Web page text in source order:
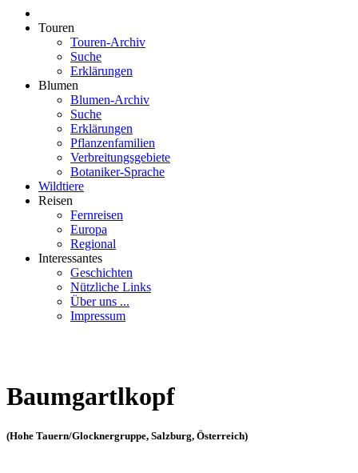
Touren
Touren-Archiv
Suche
Erklärungen
Blumen
Blumen-Archiv
Suche
Erklärungen
Pflanzenfamilien
Verbreitungsgebiete
Botaniker-Sprache
Wildtiere
Reisen
Fernreisen
Europa
Regional
Interessantes
Geschichten
Nützliche Links
Über uns ...
Impressum
Baumgartlkopf
(Hohe Tauern/Glocknergruppe, Salzburg, Österreich)